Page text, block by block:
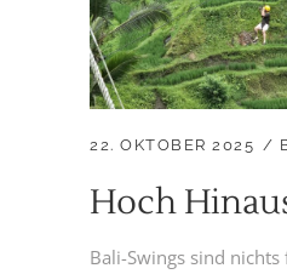
22. OKTOBER 2025
Hoch
Bali-Swings sind